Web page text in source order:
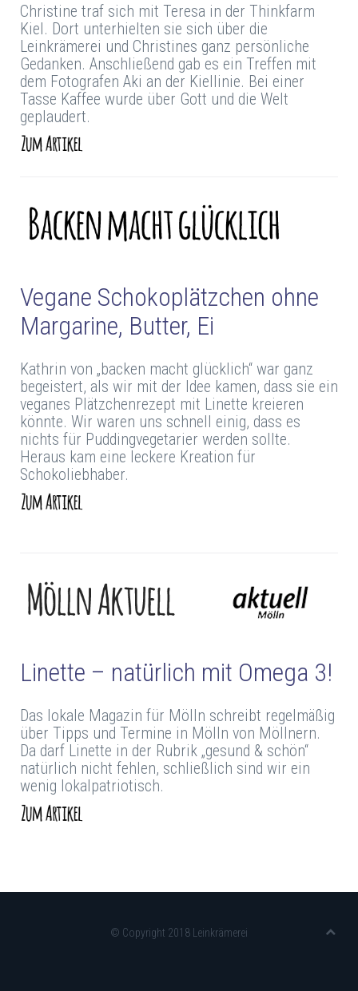
Christine traf sich mit Teresa in der Thinkfarm
Kiel. Dort unterhielten sie sich über die
Leinkrämerei und Christines ganz persönliche
Gedanken. Anschließend gab es ein Treffen mit
dem Fotografen Aki an der Kiellinie. Bei einer
Tasse Kaffee wurde über Gott und die Welt
geplaudert.
Vegane Schokoplätzchen ohne
Margarine, Butter, Ei
Kathrin von „backen macht glücklich“ war ganz
begeistert, als wir mit der Idee kamen, dass sie ein
veganes Plätzchenrezept mit Linette kreieren
könnte. Wir waren uns schnell einig, dass es
nichts für Puddingvegetarier werden sollte.
Heraus kam eine leckere Kreation für
Schokoliebhaber.
Linette – natürlich mit Omega 3!
Das lokale Magazin für Mölln schreibt regelmäßig
über Tipps und Termine in Mölln von Möllnern.
Da darf Linette in der Rubrik „gesund & schön“
natürlich nicht fehlen, schließlich sind wir ein
wenig lokalpatriotisch.
© Copyright 2018 Leinkrämerei